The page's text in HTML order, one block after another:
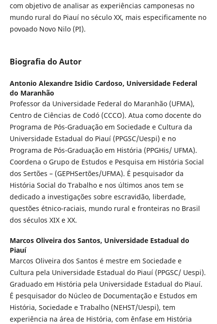
com objetivo de analisar as experiências camponesas no
mundo rural do Piauí no século XX, mais especificamente no
povoado Novo Nilo (PI).
Biografia do Autor
Antonio Alexandre Isidio Cardoso, Universidade Federal
do Maranhão
Professor da Universidade Federal do Maranhão (UFMA),
Centro de Ciências de Codó (CCCO). Atua como docente do
Programa de Pós-Graduação em Sociedade e Cultura da
Universidade Estadual do Piauí (PPGSC/Uespi) e no
Programa de Pós-Graduação em História (PPGHis/ UFMA).
Coordena o Grupo de Estudos e Pesquisa em História Social
dos Sertões – (GEPHSertões/UFMA). É pesquisador da
História Social do Trabalho e nos últimos anos tem se
dedicado a investigações sobre escravidão, liberdade,
questões étnico-raciais, mundo rural e fronteiras no Brasil
dos séculos XIX e XX.
Marcos Oliveira dos Santos, Universidade Estadual do
Piauí
Marcos Oliveira dos Santos é mestre em Sociedade e
Cultura pela Universidade Estadual do Piauí (PPGSC/ Uespi).
Graduado em História pela Universidade Estadual do Piauí.
É pesquisador do Núcleo de Documentação e Estudos em
História, Sociedade e Trabalho (NEHST/Uespi), tem
experiência na área de História, com ênfase em História